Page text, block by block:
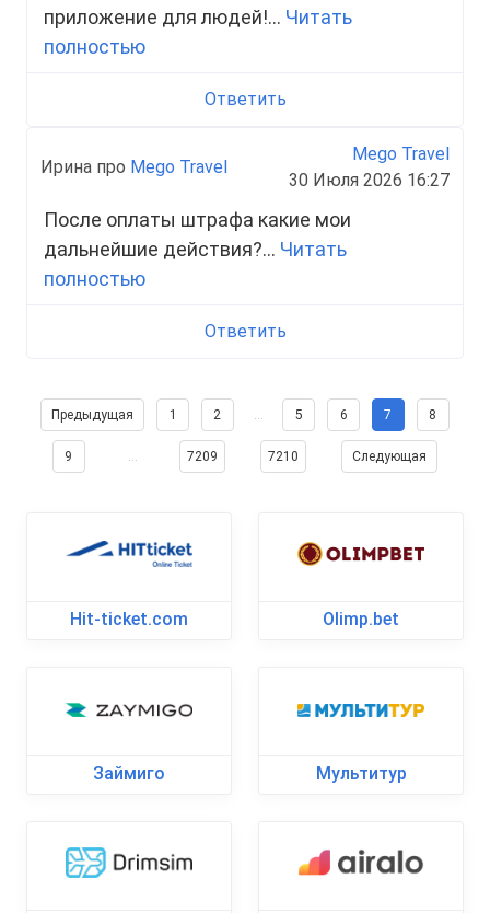
приложение для людей!... Читать
полностью
Ответить
Ирина про Mego Travel
Mego Travel
30 Июля 2026 16:27
После оплаты штрафа какие мои
дальнейшие действия?... Читать
полностью
Ответить
Предыдущая 1 2 … 5 6 7 8
9 … 7209 7210 Следующая
Hit-ticket.com Olimp.bet
Займиго Мультитур